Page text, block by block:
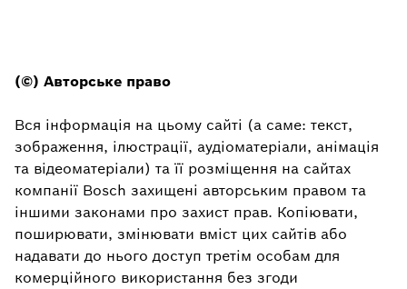
(©) Авторське право
Вся інформація на цьому сайті (а саме: текст,
зображення, ілюстрації, аудіоматеріали, анімація
та відеоматеріали) та її розміщення на сайтах
компанії Bosch захищені авторським правом та
іншими законами про захист прав. Копіювати,
поширювати, змінювати вміст цих сайтів або
надавати до нього доступ третім особам для
комерційного використання без згоди